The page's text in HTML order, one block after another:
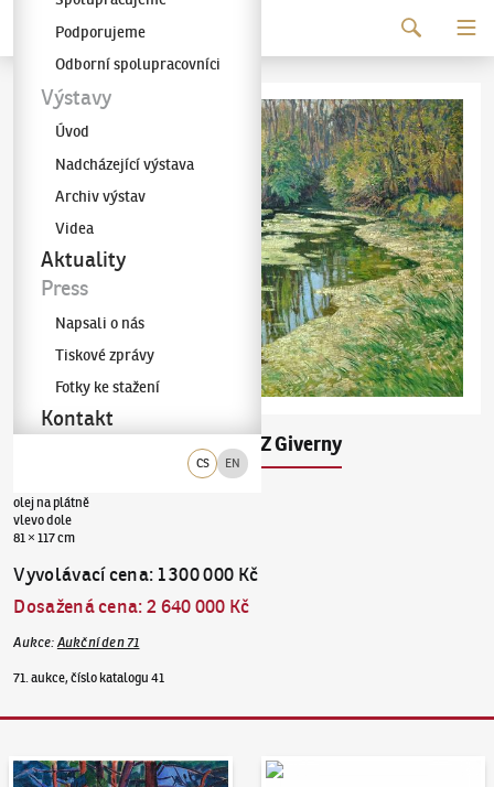
Galerie KODL
CS EN
Podporujeme
Odborní spolupracovníci
Výstavy
Úvod
Nadcházející výstava
Archiv výstav
Videa
Aktuality
Press
Napsali o nás
Tiskové zprávy
Fotky ke stažení
Kontakt
Václav Radimský
(1867–1946) Z Giverny
olej na plátně
vlevo dole
81 × 117 cm
Vyvolávací cena: 1 300 000 Kč
Dosažená cena:2 640 000 Kč
Aukce: Aukční den 71
71. aukce, číslo katalogu 41
Aukční den 95 Dražit online - Artslimit